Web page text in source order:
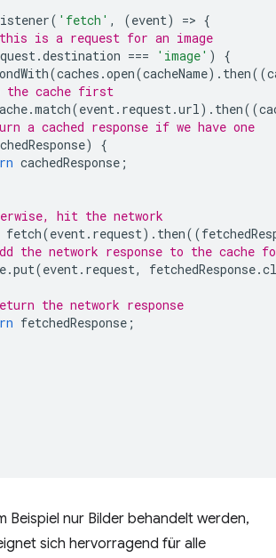
( 'fetch' , (event) => {
is a request for an image
.destination === 'image' )
{
(caches .open(cacheName). then((
the cache first
.match(event . request .url ). then((
a cached response if we have one
)
{
cachedResponse ;
hit the network
fetch(event . request). then((
the network response to the
.put(event . request, fetchedResponse.
the network response
fetchedResponse ;
Beispiel nur Bilder behandelt werden,
sich hervorragend für alle